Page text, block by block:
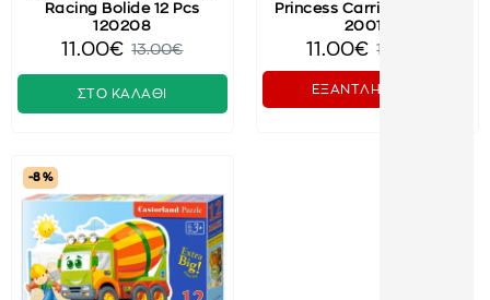
Racing Bolide 12 Pcs
120208
11.00€ 13.00€
ΣΤΟ ΚΑΛΑΘΙ
Princess Carriage 12 Pcs
20017
11.00€ 12.00€
ΕΞΑΝΤΛΗΜΕΝΟ
-8 %